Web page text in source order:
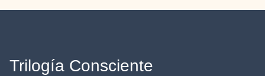
Trilogía Consciente